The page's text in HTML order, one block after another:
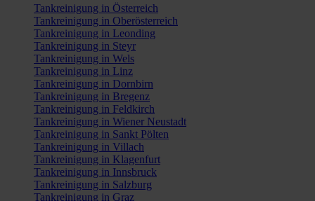
Tankreinigung in Österreich
Tankreinigung in Oberösterreich
Tankreinigung in Leonding
Tankreinigung in Steyr
Tankreinigung in Wels
Tankreinigung in Linz
Tankreinigung in Dornbirn
Tankreinigung in Bregenz
Tankreinigung in Feldkirch
Tankreinigung in Wiener Neustadt
Tankreinigung in Sankt Pölten
Tankreinigung in Villach
Tankreinigung in Klagenfurt
Tankreinigung in Innsbruck
Tankreinigung in Salzburg
Tankreinigung in Graz